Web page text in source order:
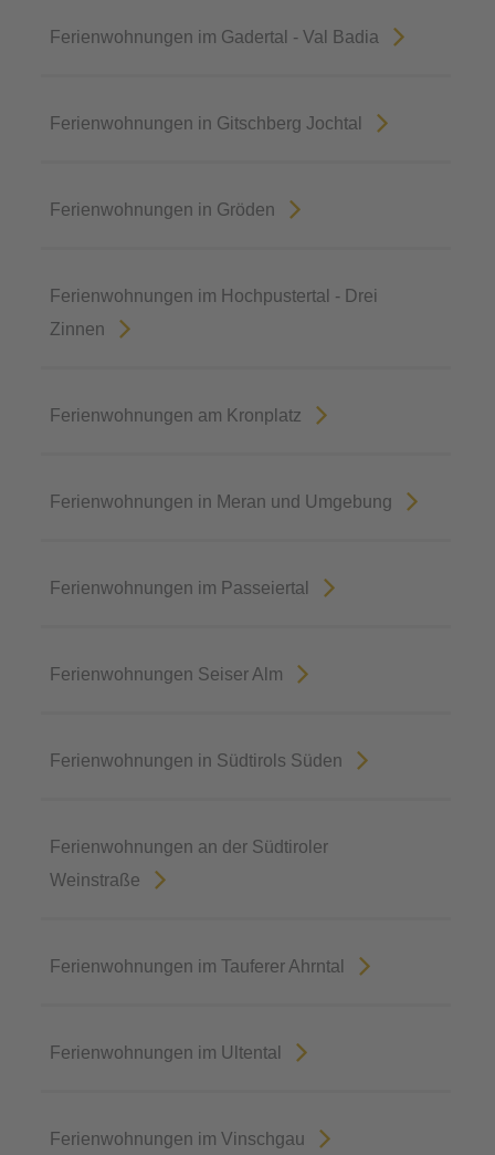
Ferienwohnungen im Gadertal - Val Badia
Ferienwohnungen in Gitschberg Jochtal
Ferienwohnungen in Gröden
Ferienwohnungen im Hochpustertal - Drei
Zinnen
Ferienwohnungen am Kronplatz
Ferienwohnungen in Meran und Umgebung
Ferienwohnungen im Passeiertal
Ferienwohnungen Seiser Alm
Ferienwohnungen in Südtirols Süden
Ferienwohnungen an der Südtiroler
Weinstraße
Ferienwohnungen im Tauferer Ahrntal
Ferienwohnungen im Ultental
Ferienwohnungen im Vinschgau